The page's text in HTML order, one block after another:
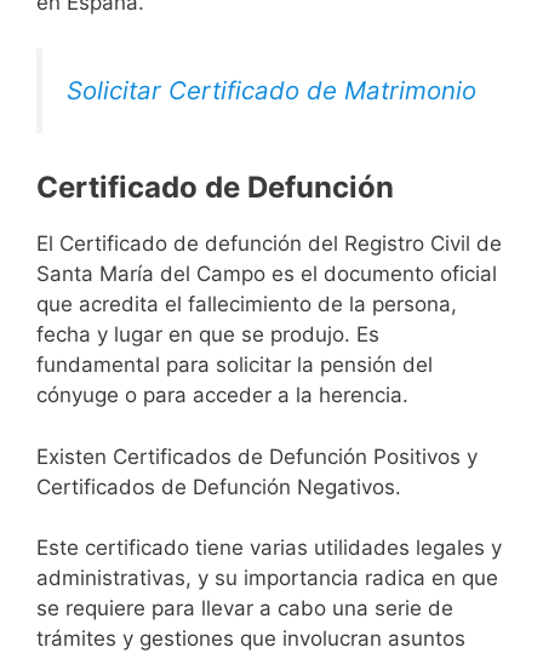
Solicitar Certificado de Matrimonio
Certificado de Defunción
El Certificado de defunción del Registro Civil de
Santa María del Campo es el documento oficial
que acredita el fallecimiento de la persona,
fecha y lugar en que se produjo. Es
fundamental para solicitar la pensión del
cónyuge o para acceder a la herencia.
Existen Certificados de Defunción Positivos y
Certificados de Defunción Negativos.
Este certificado tiene varias utilidades legales y
administrativas, y su importancia radica en que
se requiere para llevar a cabo una serie de
trámites y gestiones que involucran asuntos